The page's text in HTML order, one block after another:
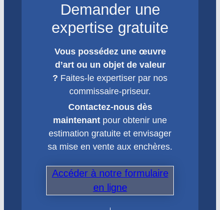
Demander une
expertise gratuite
Vous possédez une œuvre
d’art ou un objet de valeur
? Faites-le expertiser par nos
commissaire-priseur.
Contactez-nous dès
maintenant pour obtenir une
estimation gratuite et envisager
sa mise en vente aux enchères.
Accéder à notre formulaire
en ligne